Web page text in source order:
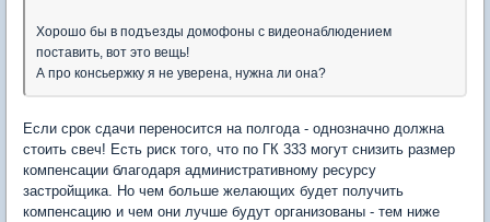
Хорошо бы в подъезды домофоны с видеонаблюдением
поставить, вот это вещь!
А про консьержку я не уверена, нужна ли она?
Если срок сдачи переносится на полгода - однозначно должна
стоить свеч! Есть риск того, что по ГК 333 могут снизить размер
компенсации благодаря административному ресурсу
застройщика. Но чем больше желающих будет получить
компенсацию и чем они лучше будут организованы - тем ниже